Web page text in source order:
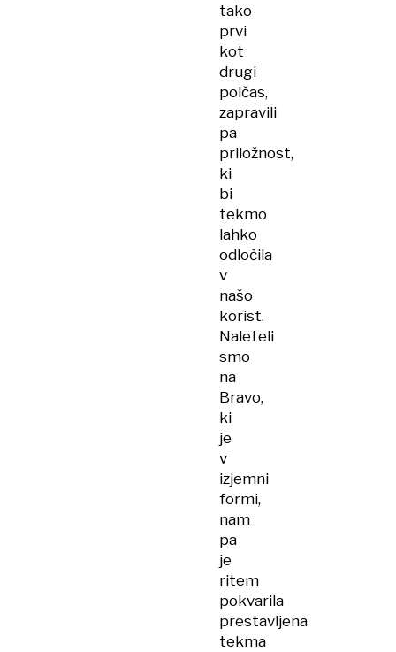
tako
prvi
kot
drugi
polčas,
zapravili
pa
priložnost,
ki
bi
tekmo
lahko
odločila
v
našo
korist.
Naleteli
smo
na
Bravo,
ki
je
v
izjemni
formi,
nam
pa
je
ritem
pokvarila
prestavljena
tekma